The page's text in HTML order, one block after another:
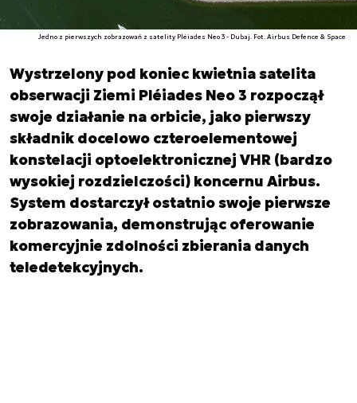
Jedno z pierwszych zobrazowań z satelity Pléiades Neo 3 - Dubaj. Fot. Airbus Defence & Space
Wystrzelony pod koniec kwietnia satelita
obserwacji Ziemi Pléiades Neo 3 rozpoczął
swoje działanie na orbicie, jako pierwszy
składnik docelowo czteroelementowej
konstelacji optoelektronicznej VHR (bardzo
wysokiej rozdzielczości) koncernu Airbus.
System dostarczył ostatnio swoje pierwsze
zobrazowania, demonstrując oferowanie
komercyjnie zdolności zbierania danych
teledetekcyjnych.